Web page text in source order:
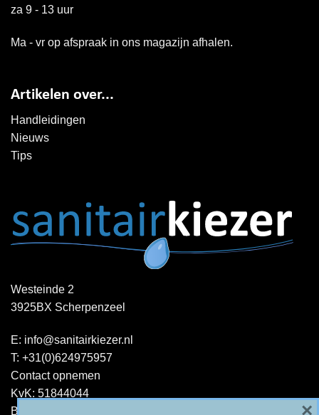
za 9 - 13 uur
Ma - vr op afspraak in ons magazijn afhalen.
Artikelen over...
Handleidingen
Nieuws
Tips
Westeinde 2
3925BX Scherpenzeel
E: info@sanitairkiezer.nl
T: +31(0)624975957
Contact opnemen
KvK: 51844044
BTW-ID : NL001344060B15